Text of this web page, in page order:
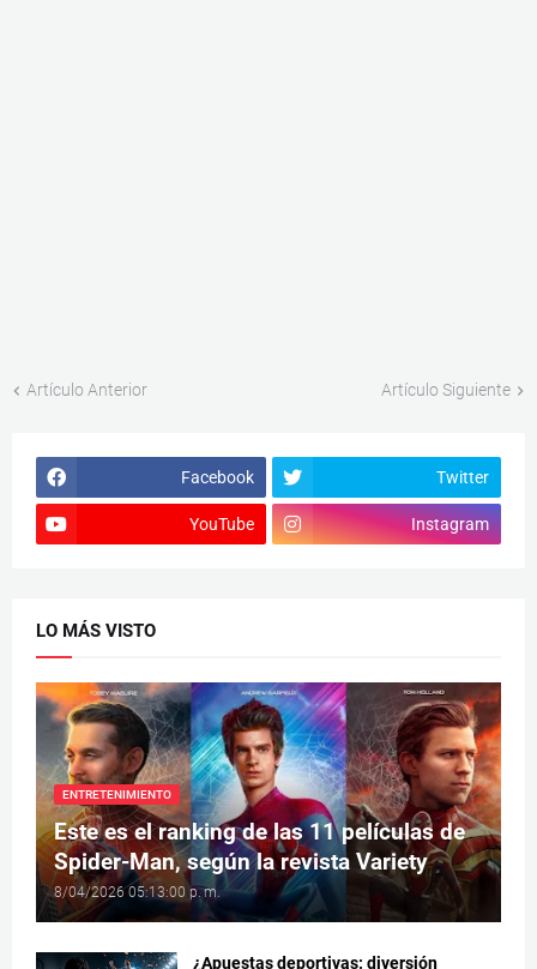
Artículo Anterior Artículo Siguiente
Facebook Twitter
YouTube Instagram
LO MÁS VISTO
ENTRETENIMIENTO
Este es el ranking de las 11 películas de
Spider-Man, según la revista Variety
8/04/2026 05:13:00 p. m.
¿Apuestas deportivas: diversión